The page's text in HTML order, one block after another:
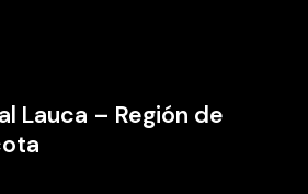
Lauca – Región de